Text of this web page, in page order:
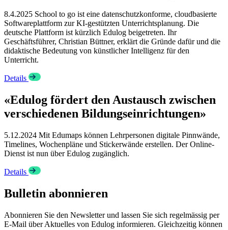
8.4.2025 School to go ist eine datenschutzkonforme, cloudbasierte
Softwareplattform zur KI-gestützten Unterrichtsplanung. Die
deutsche Plattform ist kürzlich Edulog beigetreten. Ihr
Geschäftsführer, Christian Büttner, erklärt die Gründe dafür und die
didaktische Bedeutung von künstlicher Intelligenz für den
Unterricht.
Details
«Edulog fördert den Austausch zwischen
verschiedenen Bildungseinrichtungen»
5.12.2024 Mit Edumaps können Lehrpersonen digitale Pinnwände,
Timelines, Wochenpläne und Stickerwände erstellen. Der Online-
Dienst ist nun über Edulog zugänglich.
Details
Bulletin abonnieren
Abonnieren Sie den Newsletter und lassen Sie sich regelmässig per
E-Mail über Aktuelles von Edulog informieren. Gleichzeitig können